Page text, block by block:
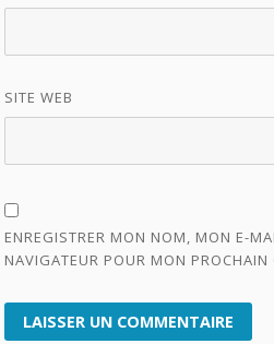
SITE WEB
ENREGISTRER MON NOM, MON E-
NAVIGATEUR POUR MON PROCHAIN